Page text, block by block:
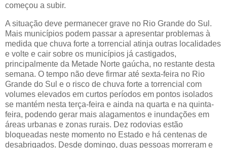
começou a subir.
A situação deve permanecer grave no Rio Grande do Sul.
Mais municípios podem passar a apresentar problemas à
medida que chuva forte a torrencial atinja outras localidades
e volte e cair sobre os municípios já castigados,
principalmente da Metade Norte gaúcha, no restante desta
semana. O tempo não deve firmar até sexta-feira no Rio
Grande do Sul e o risco de chuva forte a torrencial com
volumes elevados em curtos períodos em pontos isolados
se mantém nesta terça-feira e ainda na quarta e na quinta-
feira, podendo gerar mais alagamentos e inundações em
áreas urbanas e zonas rurais. Dez rodovias estão
bloqueadas neste momento no Estado e há centenas de
desabrigados. Desde domingo, duas pessoas morreram e